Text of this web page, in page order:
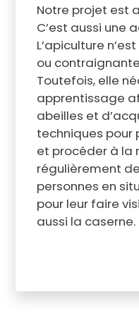
Notre projet est
C’est aussi une
L’apiculture
ou contraignante
Toutefois, elle
apprentissage
abeilles et
techniques pour
et procéder à la
régulièrement
personnes en
pour leur faire
aussi la caserne.